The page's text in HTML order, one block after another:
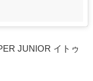
JUNIOR イトゥ